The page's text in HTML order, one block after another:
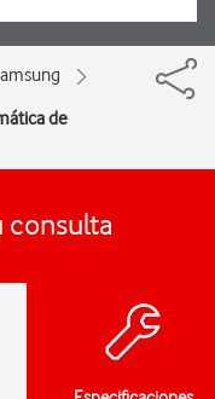
de
consulta